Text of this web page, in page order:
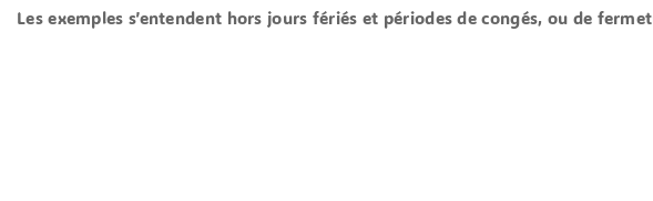
Les exemples s’entendent hors jours fériés et périodes de congés, ou de